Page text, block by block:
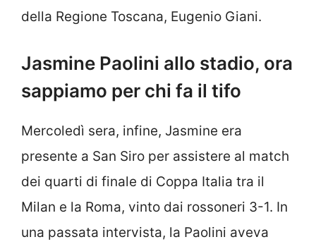
della Regione Toscana, Eugenio Giani.
Jasmine Paolini allo stadio, ora
sappiamo per chi fa il tifo
Mercoledì sera, infine, Jasmine era
presente a San Siro per assistere al match
dei quarti di finale di Coppa Italia tra il
Milan e la Roma, vinto dai rossoneri 3-1. In
una passata intervista, la Paolini aveva